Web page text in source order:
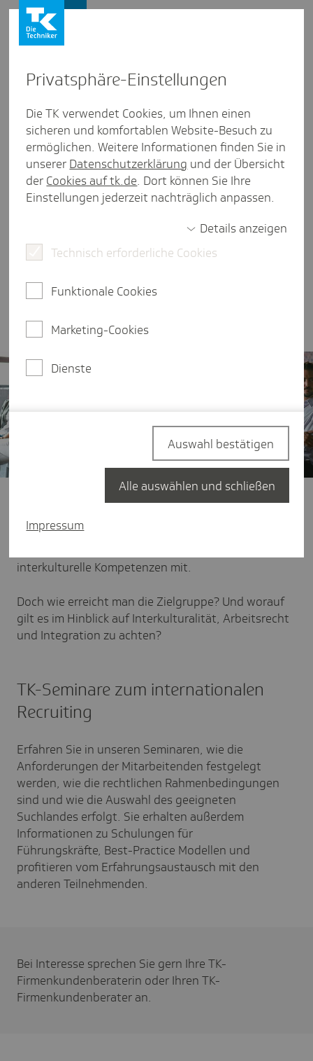
Gute Leute im Ausland finden:
Inter­na­tio­nales Recruiting
Bei der Besetzung von Stellen, die ein besonderes
Qualifikationsniveau oder spezielles Know-how
verlangen, stoßen Unternehmen aufgrund der
Arbeitsmarktsituation oft an ihre Grenzen.
Internationale Rekrutierung kann hier die
Firmenkunden
Wir machen es möglich: Die TK als Gesundheitspartner
Zum einen ist der potenzielle Personal-Pool dort
Mitarbeitende aus dem Ausland oft Kenntnisse über
interkulturelle Kompetenzen mit.
Doch wie erreicht man die Zielgruppe? Und worauf
gilt es im Hinblick auf Interkulturalität, Arbeitsrecht
und Integration zu achten?
TK-Seminare zum internationalen
Recruiting
Erfahren Sie in unseren Seminaren, wie die
Anforderungen der Mitarbeitenden festgelegt
werden, wie die rechtlichen Rahmenbedingungen
sind und wie die Auswahl des geeigneten
Suchlandes erfolgt. Sie erhalten außerdem
Informationen zu Schulungen für
Führungskräfte, Best-Practice Modellen und
profitieren vom Erfahrungsaustausch mit den
anderen Teilnehmenden.
Bei Interesse sprechen Sie gern Ihre TK-
Firmenkundenberaterin oder Ihren TK-
Firmenkundenberater an.
Privat­sphäre-Einstel­lungen
Die TK verwendet Cookies, um Ihnen einen
sicheren und komfortablen Website-Besuch zu
ermöglichen. Weitere Informationen finden Sie in
unserer Datenschutzerklärung und der Übersicht
der Cookies auf tk.de. Dort können Sie Ihre
Einstellungen jederzeit nachträglich anpassen.
Details anzeigen
Technisch erforderliche Cookies
Funktionale Cookies
Marketing-Cookies
Dienste
Impressum
Auswahl bestätigen
Alle auswählen und schließen